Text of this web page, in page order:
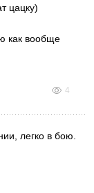
цацку)
как вообще
4
легко в бою.